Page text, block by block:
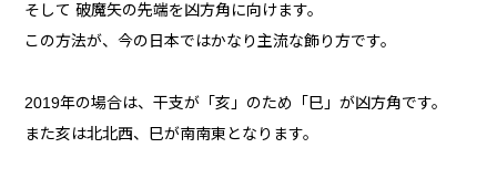
そして 破魔矢の先端を凶方角に向けます。
この方法が、今の日本ではかなり主流な飾り方です。
2019年の場合は、干支が「亥」のため「巳」が凶方角です。
また亥は北北西、巳が南南東となります。